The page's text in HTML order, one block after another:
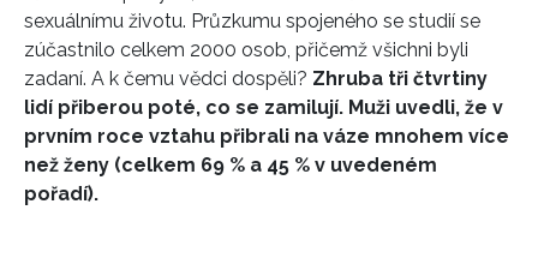
sexuálnímu životu. Průzkumu spojeného se studií se
zúčastnilo celkem 2000 osob, přičemž všichni byli
zadaní. A k čemu vědci dospěli? Zhruba tři čtvrtiny
lidí přiberou poté, co se zamilují. Muži uvedli, že v
prvním roce vztahu přibrali na váze mnohem více
než ženy (celkem 69 % a 45 % v uvedeném
pořadí).